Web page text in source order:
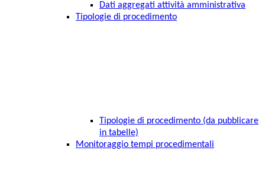
Dati aggregati attività amministrativa
Tipologie di procedimento
Tipologie di procedimento (da pubblicare
in tabelle)
Monitoraggio tempi procedimentali